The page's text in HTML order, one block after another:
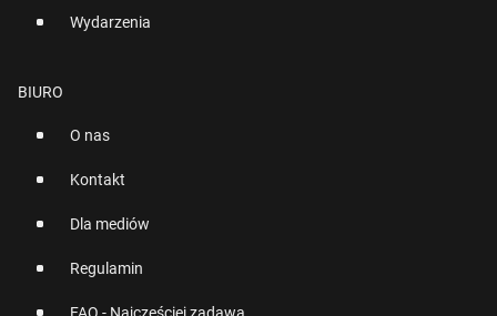
Wydarzenia
BIURO
O nas
Kontakt
Dla mediów
Regulamin